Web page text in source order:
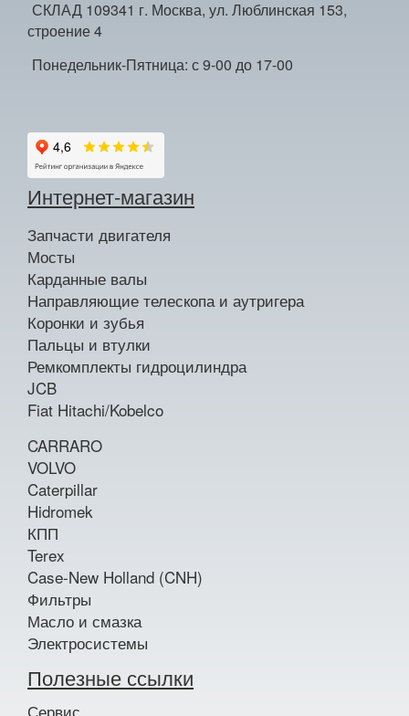
СКЛАД 109341 г. Москва, ул. Люблинская 153,
строение 4
Понедельник-Пятница: с 9-00 до 17-00
Интернет-магазин
Запчасти двигателя
Мосты
Карданные валы
Направляющие телескопа и аутригера
Коронки и зубья
Пальцы и втулки
Ремкомплекты гидроцилиндра
JCB
Fiat Hitachi/Kobelco
CARRARO
VOLVO
Caterpillar
Hidromek
КПП
Terex
Case-New Holland (CNH)
Фильтры
Масло и смазка
Электросистемы
Полезные ссылки
Сервис